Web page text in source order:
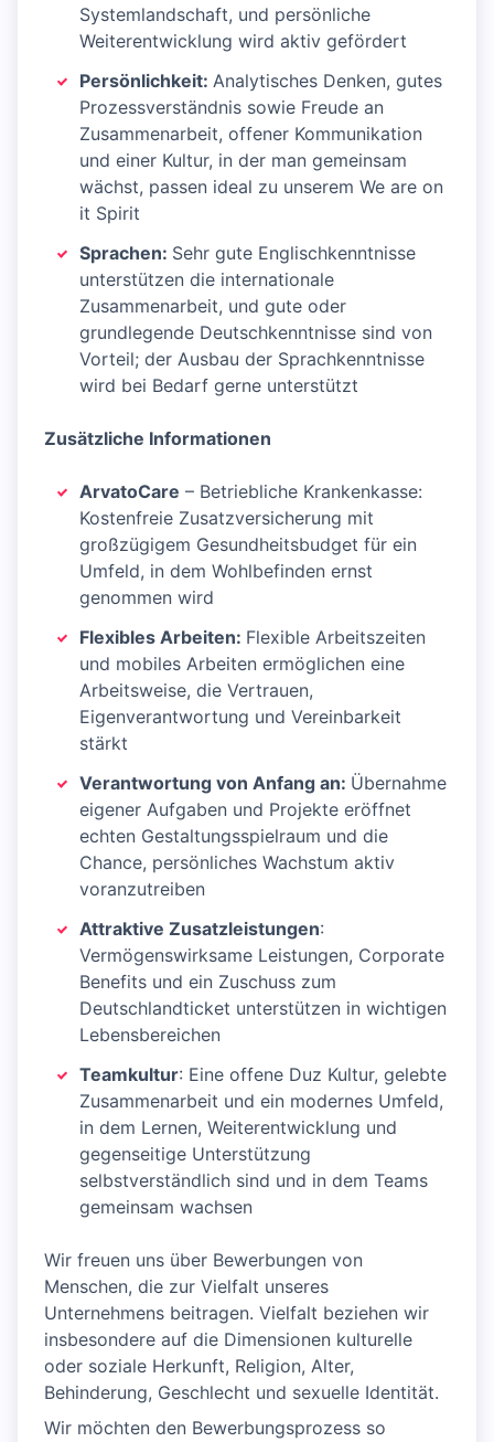
Systemlandschaft, und persönliche
Weiterentwicklung wird aktiv gefördert
Persönlichkeit: Analytisches Denken, gutes
Prozessverständnis sowie Freude an
Zusammenarbeit, offener Kommunikation
und einer Kultur, in der man gemeinsam
wächst, passen ideal zu unserem We are on
it Spirit
Sprachen: Sehr gute Englischkenntnisse
unterstützen die internationale
Zusammenarbeit, und gute oder
grundlegende Deutschkenntnisse sind von
Vorteil; der Ausbau der Sprachkenntnisse
wird bei Bedarf gerne unterstützt
Zusätzliche Informationen
ArvatoCare – Betriebliche Krankenkasse:
Kostenfreie Zusatzversicherung mit
großzügigem Gesundheitsbudget für ein
Umfeld, in dem Wohlbefinden ernst
genommen wird
Flexibles Arbeiten: Flexible Arbeitszeiten
und mobiles Arbeiten ermöglichen eine
Arbeitsweise, die Vertrauen,
Eigenverantwortung und Vereinbarkeit
stärkt
Verantwortung von Anfang an: Übernahme
eigener Aufgaben und Projekte eröffnet
echten Gestaltungsspielraum und die
Chance, persönliches Wachstum aktiv
voranzutreiben
Attraktive Zusatzleistungen:
Vermögenswirksame Leistungen, Corporate
Benefits und ein Zuschuss zum
Deutschlandticket unterstützen in wichtigen
Lebensbereichen
Teamkultur: Eine offene Duz Kultur, gelebte
Zusammenarbeit und ein modernes Umfeld,
in dem Lernen, Weiterentwicklung und
gegenseitige Unterstützung
selbstverständlich sind und in dem Teams
gemeinsam wachsen
Wir freuen uns über Bewerbungen von
Menschen, die zur Vielfalt unseres
Unternehmens beitragen. Vielfalt beziehen wir
insbesondere auf die Dimensionen kulturelle
oder soziale Herkunft, Religion, Alter,
Behinderung, Geschlecht und sexuelle Identität.
Wir möchten den Bewerbungsprozess so